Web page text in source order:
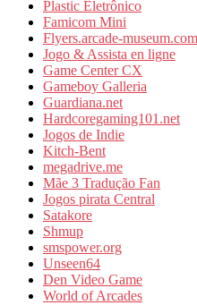
Plastic Eletrônico
Famicom Mini
Flyers.arcade-museum.com
Jogo & Assista en ligne
Game Center CX
Gameboy Galleria
Guardiana.net
Hardcoregaming101.net
Jogos de Indie
Kitch-Bent
megadrive.me
Mãe 3 Tradução Fan
Jogos pirata Central
Satakore
Shmup
smspower.org
Unseen64
Den Video Game
World of Arcades